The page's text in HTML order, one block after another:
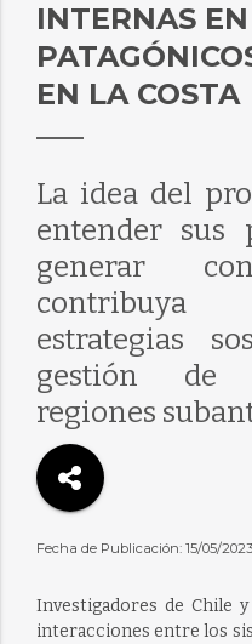
INTERNAS
EN LA COSTA
La idea del
entender sus
generar
estrategias
gestión de
regiones
Fecha de Publicación: 15/05/2023
Investigadores de Chile
interacciones entre los